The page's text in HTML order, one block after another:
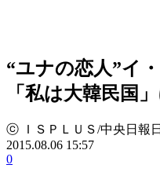
“ユナの恋人”イ
「私は大韓民国
ⓒ ＩＳＰＬＵＳ/中央日報
2015.08.06 15:57
0